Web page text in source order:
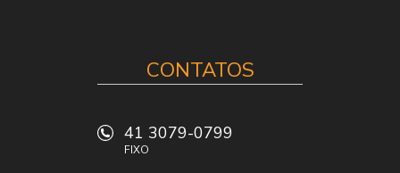
CONTATOS
41 3079-0799
FIXO